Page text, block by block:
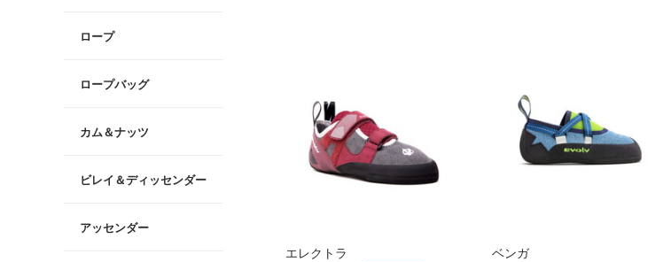
ロープ
ロープバッグ
カム＆ナッツ
ビレイ＆ディッセンダー
アッセンダー
エレクトラ ベンガ